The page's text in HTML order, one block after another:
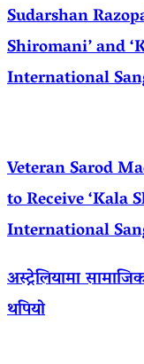
Sudarshan
Shiromani’ and
International
Veteran Sarod
to Receive ‘Kala
International
अस्ट्रेलियामा
थपियो